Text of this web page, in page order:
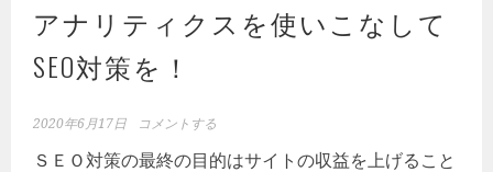
アナリティクスを使いこなして
SEO対策を！
2020年6月17日 コメントする
ＳＥＯ対策の最終の目的はサイトの収益を上げること